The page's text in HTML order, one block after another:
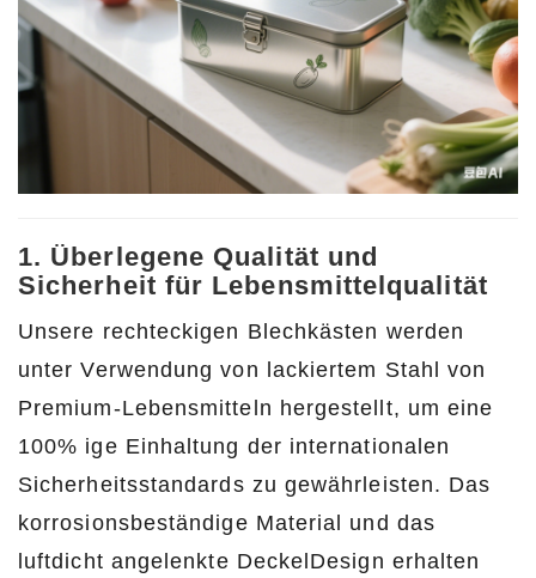
1. Überlegene Qualität und
Sicherheit für Lebensmittelqualität
Unsere rechteckigen Blechkästen werden
unter Verwendung von lackiertem Stahl von
Premium-Lebensmitteln hergestellt, um eine
100% ige Einhaltung der internationalen
Sicherheitsstandards zu gewährleisten. Das
korrosionsbeständige Material und das
luftdicht angelenkte DeckelDesign erhalten